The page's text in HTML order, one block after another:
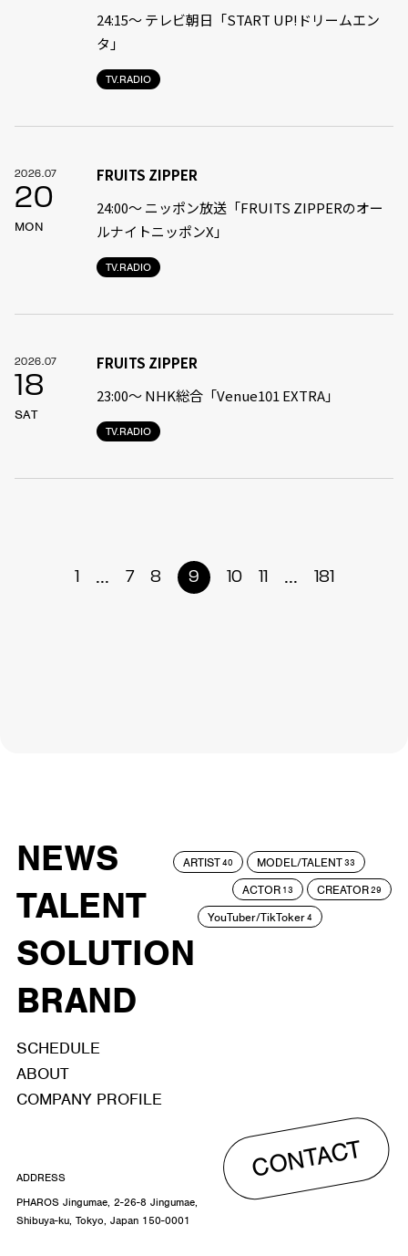
TV.RADIO
24:15〜 テレビ朝日「START UP!ドリームエン
タ」
2026.07
20
MON
TV.RADIO
FRUITS ZIPPER
24:00〜 ニッポン放送「FRUITS ZIPPERのオー
ルナイトニッポンX」
2026.07
18
SAT
TV.RADIO
FRUITS ZIPPER
23:00〜 NHK総合「Venue101 EXTRA」
1 ... 7 8 9 10 11 ... 181
NEWS
TALENT
SOLUTION
BRAND
ARTIST40 MODEL/TALENT33
ACTOR 13 CREATOR29
YouTuber/TikToker4
SCHEDULE
ABOUT
COMPANY PROFILE
CONTACT
ADDRESS
PHAROS Jingumae, 2-26-8 Jingumae,
Shibuya-ku, Tokyo, Japan 150-0001